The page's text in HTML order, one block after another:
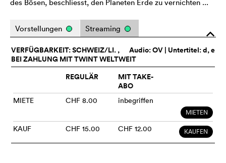
des Bösen, beschliesst, den Planeten Erde zu vernichten ...
o
Vorstellungen Streaming
Audio:OV | Untertitel: d, e
VERFÜGBARKEIT: SCHWEIZ/LI. ,
BEI ZAHLUNG MIT TWINT WELTWEIT
REGULÄR
MIT TAKE-
ABO
MIETE CHF 8.00 inbegriffen
MIETEN
KAUF CHF 15.00 CHF 12.00 KAUFEN